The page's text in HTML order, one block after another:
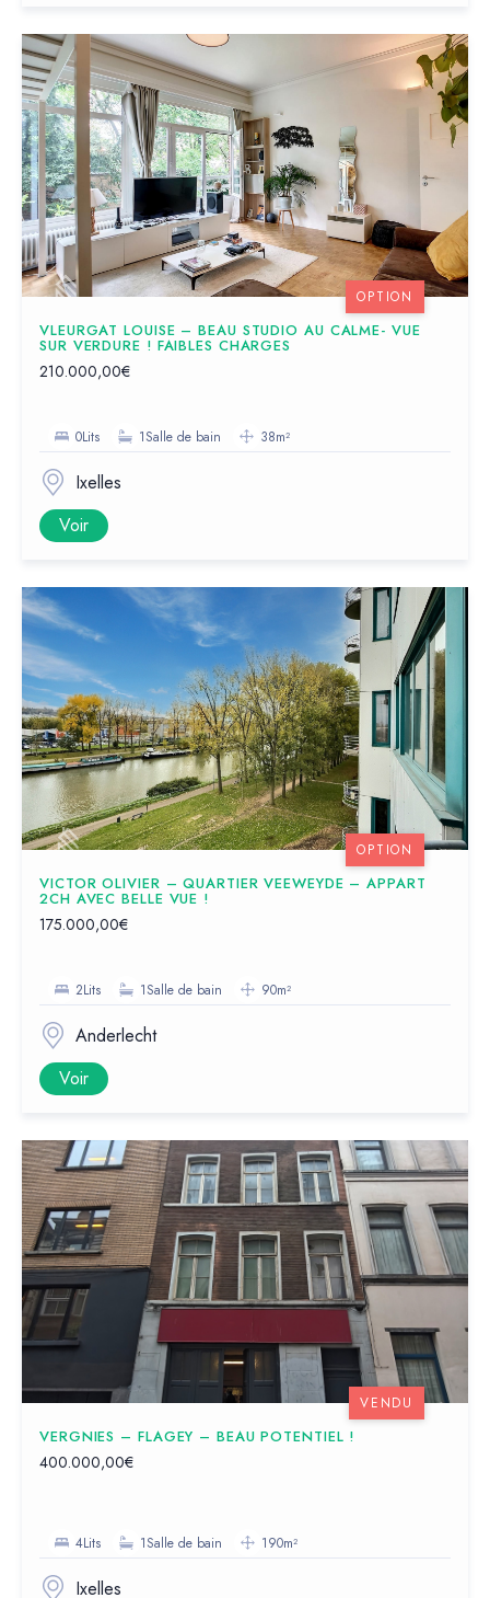
VLEURGAT LOUISE – BEAU STUDIO AU CALME- VUE
SUR VERDURE ! FAIBLES CHARGES
210.000,00€
0Lits 1Salle de bain 38m²
Ixelles
Voir
OPTION
VICTOR OLIVIER – QUARTIER VEEWEYDE – APPART
2CH AVEC BELLE VUE !
175.000,00€
2Lits 1Salle de bain 90m²
Anderlecht
Voir
OPTION
VERGNIES – FLAGEY – BEAU POTENTIEL !
400.000,00€
4Lits 1Salle de bain 190m²
Ixelles
VENDU